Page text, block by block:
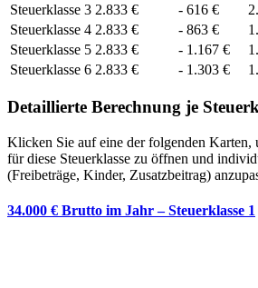
Steuerklasse 3 2.833 € - 616 €
Steuerklasse 4 2.833 € - 863 €
Steuerklasse 5 2.833 € - 1.167 €
Steuerklasse 6 2.833 € - 1.303 €
Detaillierte Berechnung je
Klicken Sie auf eine der folgenden Karten,
für diese Steuerklasse zu öffnen und
(Freibeträge, Kinder, Zusatzbeitrag)
34.000 € Brutto im Jahr – Steuerklasse 1